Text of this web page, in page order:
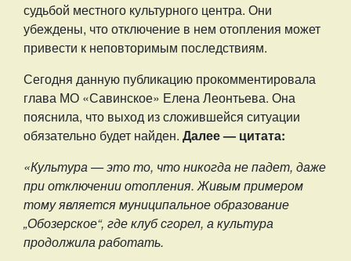
судьбой местного культурного центра. Они
убеждены, что отключение в нем отопления может
привести к неповторимым последствиям.
Сегодня данную публикацию прокомментировала
глава МО «Савинское» Елена Леонтьева. Она
пояснила, что выход из сложившейся ситуации
обязательно будет найден. Далее — цитата:
«Культура — это то, что никогда не падет, даже
при отключении отопления. Живым примером
тому является муниципальное образование
„Обозерское“, где клуб сгорел, а культура
продолжила работать.